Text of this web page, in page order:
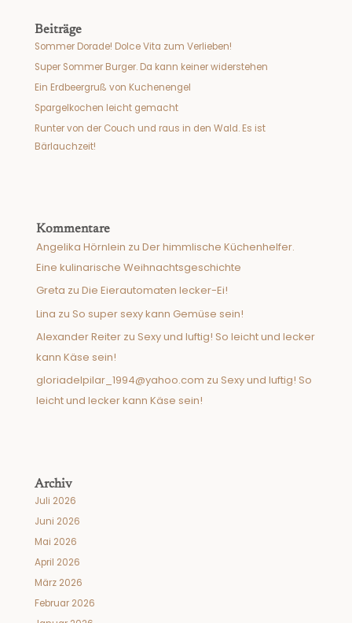
Beiträge
Sommer Dorade! Dolce Vita zum Verlieben!
Super Sommer Burger. Da kann keiner widerstehen
Ein Erdbeergruß von Kuchenengel
Spargelkochen leicht gemacht
Runter von der Couch und raus in den Wald. Es ist
Bärlauchzeit!
Kommentare
Angelika Hörnlein zu Der himmlische Küchenhelfer.
Eine kulinarische Weihnachtsgeschichte
Greta zu Die Eierautomaten lecker-Ei!
Lina zu So super sexy kann Gemüse sein!
Alexander Reiter zu Sexy und luftig! So leicht und lecker
kann Käse sein!
gloriadelpilar_1994@yahoo.com zu Sexy und luftig! So
leicht und lecker kann Käse sein!
Archiv
Juli 2026
Juni 2026
Mai 2026
April 2026
März 2026
Februar 2026